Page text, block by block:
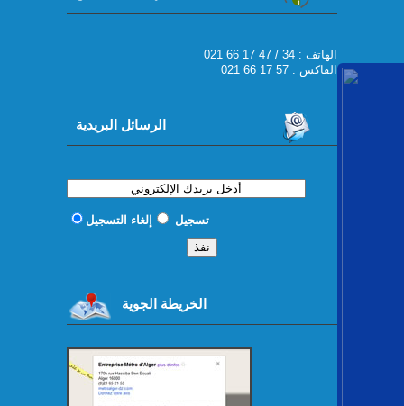
021 66 17 47 / 34 : الهاتف
الفاكس : 57 17 66 021
الرسائل البريدية
تسجيل إلغاء التسجيل
الخريطة الجوية